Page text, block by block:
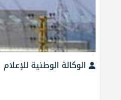
الوكالة الوطنية للإعلام